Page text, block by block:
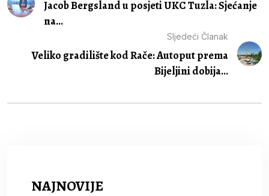
Jacob Bergsland u posjeti UKC Tuzla: Sjećanje
na...
Sljedeći Članak
Veliko gradilište kod Rače: Autoput prema
Bijeljini dobija...
NAJNOVIJE